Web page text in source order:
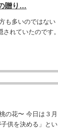
贈り…
も多いのではない
れていたのです。
の花〜 今日は３月
供を決める」とい